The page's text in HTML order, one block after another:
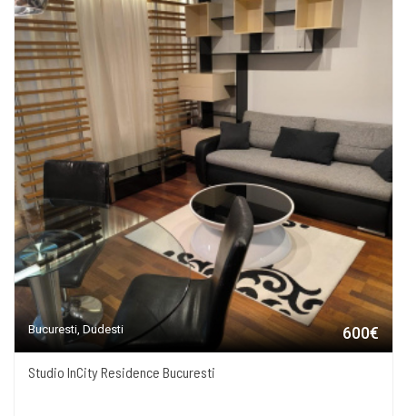
Bucuresti, Dudesti 600€
Studio InCity Residence Bucuresti